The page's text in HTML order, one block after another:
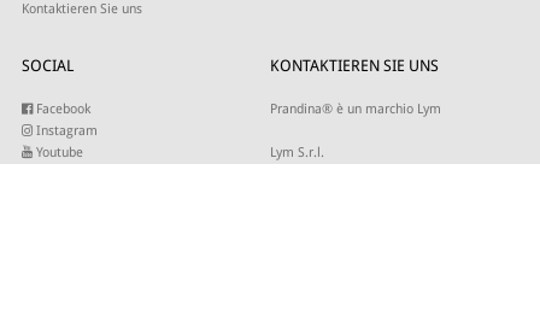
Kontaktieren Sie uns
SOCIAL
Facebook
Instagram
Youtube
KONTAKTIEREN SIE UNS
Prandina® è un marchio Lym
Lym S.r.l.